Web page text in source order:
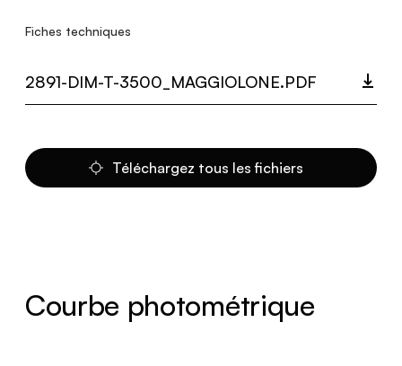
Fiches techniques
2891-DIM-T-3500_MAGGIOLONE.PDF
Téléchargez tous les fichiers
Courbe photométrique